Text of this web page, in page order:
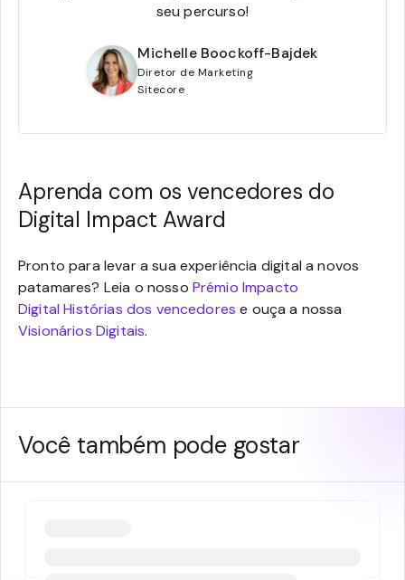
seu percurso!
Michelle Boockoff-Bajdek
Diretor de Marketing
Sitecore
Aprenda com os vencedores do
Digital Impact Award
Pronto para levar a sua experiência digital a novos
patamares? Leia o nosso Prémio Impacto
Digital Histórias dos vencedores e ouça a nossa
Visionários Digitais.
Você também pode gostar